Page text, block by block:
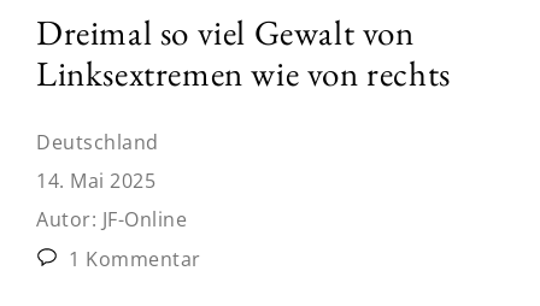
Dreimal so viel Gewalt von
Linksextremen wie von rechts
Deutschland
14. Mai 2025
Autor: JF-Online
1 Kommentar